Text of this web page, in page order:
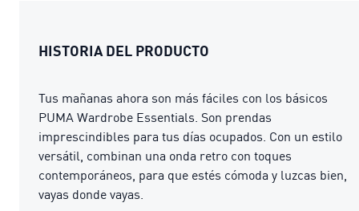
HISTORIA DEL PRODUCTO
Tus mañanas ahora son más fáciles con los básicos
PUMA Wardrobe Essentials. Son prendas
imprescindibles para tus días ocupados. Con un estilo
versátil, combinan una onda retro con toques
contemporáneos, para que estés cómoda y luzcas bien,
vayas donde vayas.